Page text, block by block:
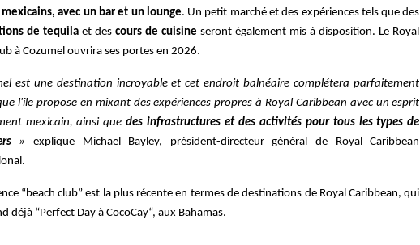
avec un bar et un lounge. Un petit marché et des expériences tels que des
de tequilaet descours de cuisineseront également mis à disposition. Le Royal
à Cozumel ouvrira ses portes en 2026.
est une destination incroyable et cet endroitbalnéaire complétera parfaitement
l'île propose en mixant des expériences propres à Royal Caribbean avec un esprit
mexicain, ainsi que des infrastructures et des activités pour tous les types de
» explique Michael Bayley, président-directeur général de Royal Caribbean
“beach club” est la plus récente en termes de destinations de Royal Caribbean, qui
déjà “Perfect Day à CocoCay“, aux Bahamas.